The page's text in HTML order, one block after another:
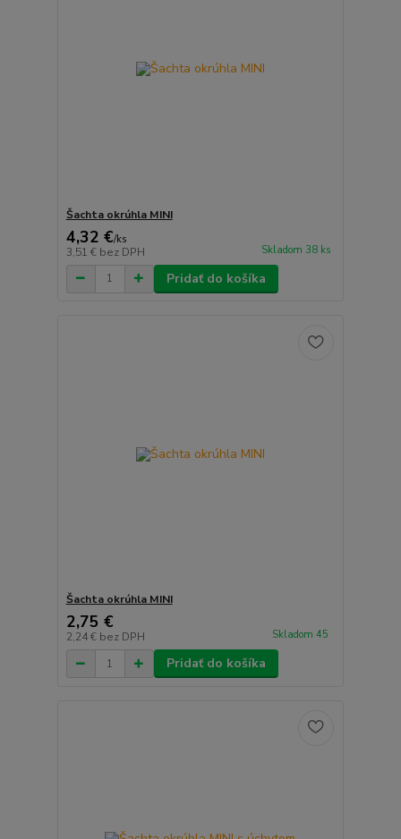
Šachta okrúhla MINI
4,32 €/ks
3,51 € bez DPH Skladom 38 ks
Pridať do košíka
Šachta okrúhla MINI
2,75 €
2,24 € bez DPH Skladom 45
Pridať do košíka